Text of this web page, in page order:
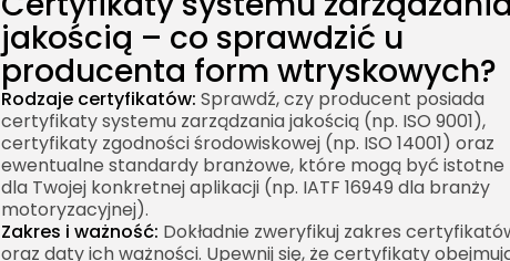
jakością – co sprawdzić u
producenta form wtryskowych?
Rodzaje certyfikatów: Sprawdź, czy producent posiada
certyfikaty systemu zarządzania jakością (np. ISO 9001),
certyfikaty zgodności środowiskowej (np. ISO 14001) oraz
ewentualne standardy branżowe, które mogą być istotne
dla Twojej konkretnej aplikacji (np. IATF 16949 dla branży
motoryzacyjnej).
Zakres i ważność: Dokładnie zweryfikuj zakres
oraz daty ich ważności. Upewnij się, że certyfikaty